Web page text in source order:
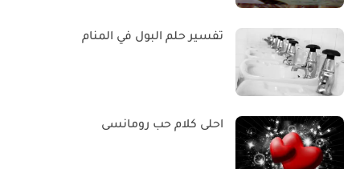
تفسير حلم البول في المنام
احلى كلام حب رومانسى